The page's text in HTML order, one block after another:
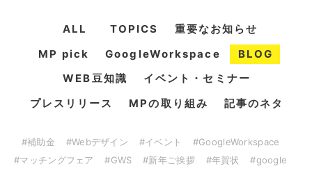
ALL TOPICS
重要なお知らせ
MP pick
GoogleWorkspace
BLOG
WEB豆知識
イベント・セミナー
プレスリリース
MPの取り組み 記事のネタ
#補助金 #Webデザイン #イベント
#GoogleWorkspace
#マッチングフェア
#GWS #新年ご挨拶 #年賀状
#google